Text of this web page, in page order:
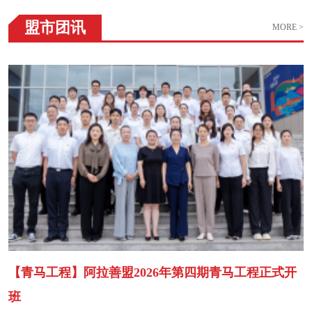
盟市团讯 MORE >
【青马工程】阿拉善盟2026年第四期青马工程正式开
班